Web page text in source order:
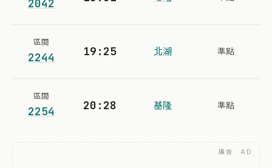
2042
區間
2244 19:25 北湖 準點
區間
2254 20:28 基隆 準點
廣告 · AD